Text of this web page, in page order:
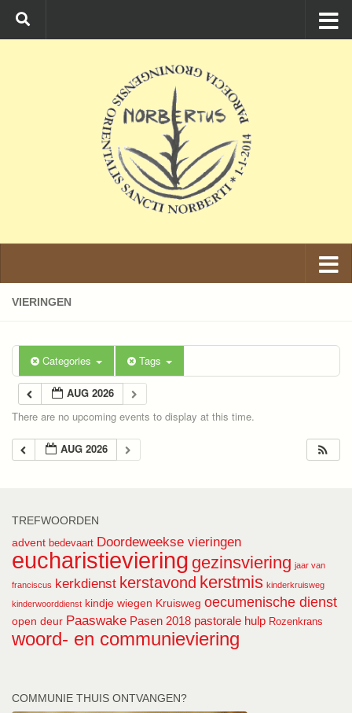
Ga naar de inhoud
VIERINGEN
Categories Tags
AUG 2026
There are no upcoming events to display at this time.
AUG 2026
TREFWOORDEN
advent bedevaart Doordeweekse vieringen
eucharistieviering gezinsviering jaar van
franciscus kerkdienst kerstavond kerstmis kinderkruisweg
kinderwoorddienst kindje wiegen Kruisweg oecumenische dienst
open deur Paaswake Pasen 2018 pastorale hulp Rozenkrans
woord- en communieviering
COMMUNIE THUIS ONTVANGEN?